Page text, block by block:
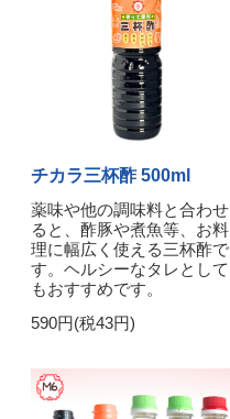
チカラ三杯酢 500ml
薬味や他の調味料と合わせ
ると、酢豚や煮魚等、お料
理に幅広く使える三杯酢で
す。ヘルシーなタレとして
もおすすめです。
590円(税43円)